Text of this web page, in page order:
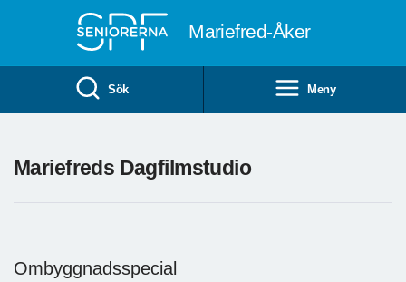
Mariefred-Åker
Sök Meny
Mariefreds Dagfilmstudio
Ombyggnadsspecial